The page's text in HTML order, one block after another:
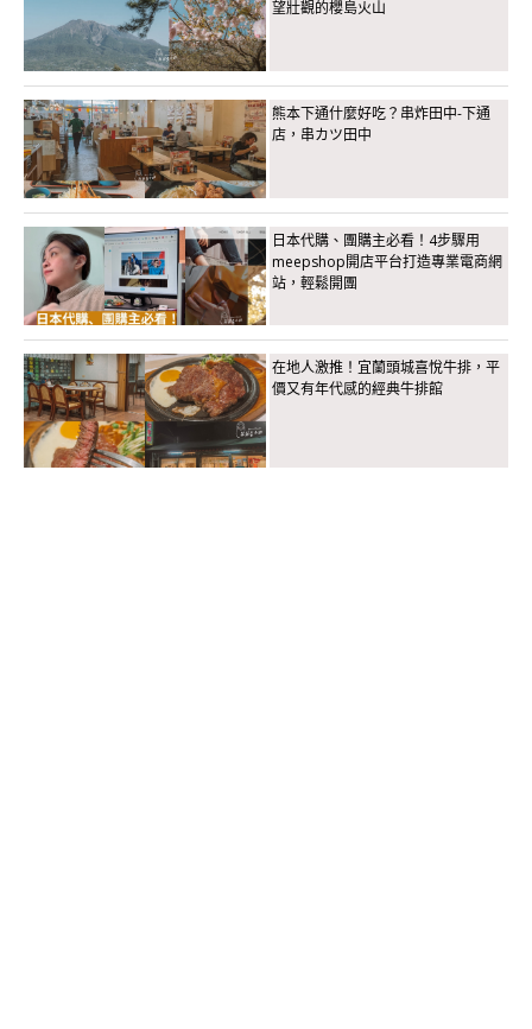
望壯觀的櫻島火山
熊本下通什麼好吃？串炸田中-下通
店，串カツ田中
日本代購、團購主必看！4步驟用
meepshop開店平台打造專業電商網
站，輕鬆開團
在地人激推！宜蘭頭城喜悅牛排，平
價又有年代感的經典牛排館